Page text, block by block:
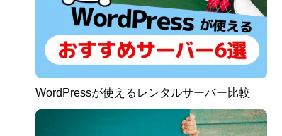
WordPressが使えるレンタルサーバー比較